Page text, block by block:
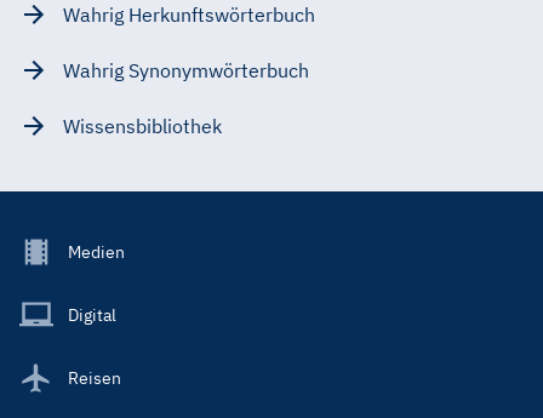
Wahrig Herkunftswörterbuch
Wahrig Synonymwörterbuch
Wissensbibliothek
Footer
Main
Medien
Digital
Reisen